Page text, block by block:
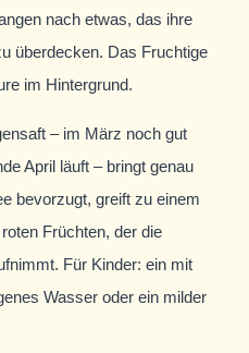
nach etwas, das ihre
überdecken. Das Fruchtige
im Hintergrund.
– im März noch gut
April läuft – bringt genau
bevorzugt, greift zu einem
Früchten, der die
Für Kinder: ein mit
Wasser oder ein milder